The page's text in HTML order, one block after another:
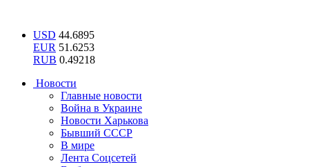
USD 44.6895
EUR 51.6253
RUB 0.49218
Новости
Главные новости
Война в Украине
Новости Харькова
Бывший СССР
В мире
Лента Соцсетей